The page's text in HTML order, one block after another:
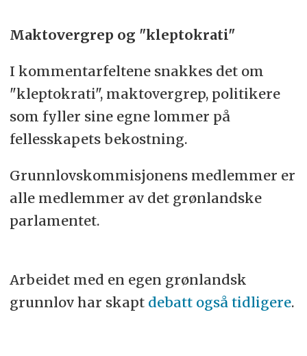
Maktovergrep og "kleptokrati"
I kommentarfeltene snakkes det om
"kleptokrati", maktovergrep, politikere
som fyller sine egne lommer på
fellesskapets bekostning.
Grunnlovskommisjonens medlemmer er
alle medlemmer av det grønlandske
parlamentet.
Arbeidet med en egen grønlandsk
grunnlov har skapt debatt også tidligere.